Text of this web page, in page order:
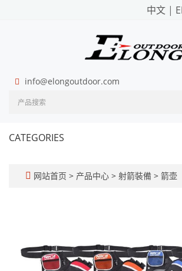
中文 |
info@elongoutdoor.com
CATEGORIES
网站首页 > 产品中心 > 射箭裝備 > 箭壶